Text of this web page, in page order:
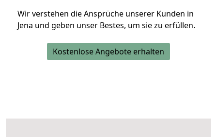
Wir verstehen die Ansprüche unserer Kunden in
Jena und geben unser Bestes, um sie zu erfüllen.
Kostenlose Angebote erhalten